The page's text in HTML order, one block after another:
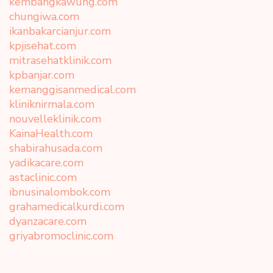
chungiwa.com
ikanbakarcianjur.com
kpjisehat.com
mitrasehatklinik.com
kpbanjar.com
kemanggisanmedical.com
kliniknirmala.com
nouvelleklinik.com
KainaHealth.com
shabirahusada.com
yadikacare.com
astaclinic.com
ibnusinalombok.com
grahamedicalkurdi.com
dyanzacare.com
griyabromoclinic.com